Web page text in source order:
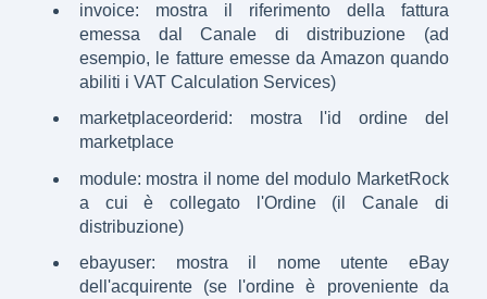
invoice: mostra il riferimento della fattura
emessa dal Canale di distribuzione (ad
esempio, le fatture emesse da Amazon quando
abiliti i VAT Calculation Services)
marketplaceorderid: mostra l'id ordine del
marketplace
module: mostra il nome del modulo MarketRock
a cui è collegato l'Ordine (il Canale di
distribuzione)
ebayuser: mostra il nome utente eBay
dell'acquirente (se l'ordine è proveniente da